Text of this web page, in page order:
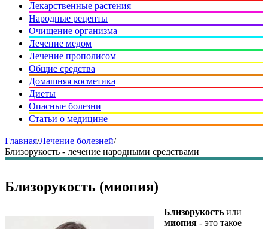
Лекарственные растения
Народные рецепты
Очищение организма
Лечение медом
Лечение прополисом
Общие средства
Домашняя косметика
Диеты
Опасные болезни
Статьи о медицине
Главная/Лечение болезней/
Близорукость - лечение народными средствами
Близорукость (миопия)
Близорукость или
миопия - это такое